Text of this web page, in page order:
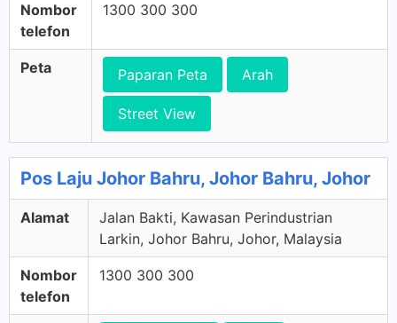
Nombor
telefon
1300 300 300
Peta Paparan Peta Arah
Street View
Pos Laju Johor Bahru, Johor Bahru, Johor
Alamat
Jalan Bakti, Kawasan Perindustrian
Larkin, Johor Bahru, Johor, Malaysia
Nombor
telefon
1300 300 300